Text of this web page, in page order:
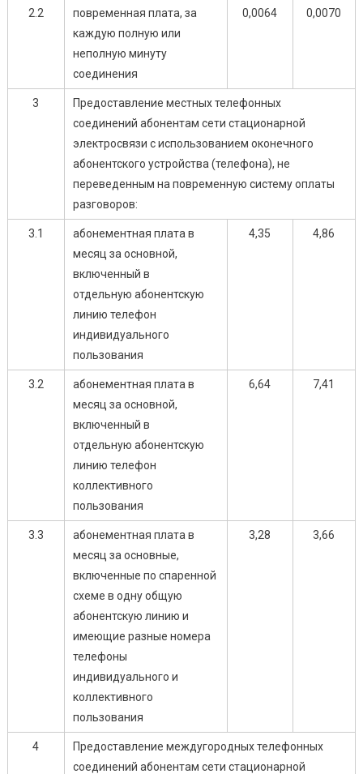
2.2
повременная плата, за
каждую полную или
неполную минуту
соединения
0,0064 0,0070
3
Предоставление местных телефонных
соединений абонентам сети стационарной
электросвязи с использованием оконечного
абонентского устройства (телефона), не
переведенным на повременную систему оплаты
разговоров:
3.1
абонементная плата в
месяц за основной,
включенный в
отдельную абонентскую
линию телефон
индивидуального
пользования
4,35 4,86
3.2
абонементная плата в
месяц за основной,
включенный в
отдельную абонентскую
линию телефон
коллективного
пользования
6,64 7,41
3.3
абонементная плата в
месяц за основные,
включенные по спаренной
схеме в одну общую
абонентскую линию и
имеющие разные номера
телефоны
индивидуального и
коллективного
пользования
3,28 3,66
4
Предоставление междугородных телефонных
соединений абонентам сети стационарной